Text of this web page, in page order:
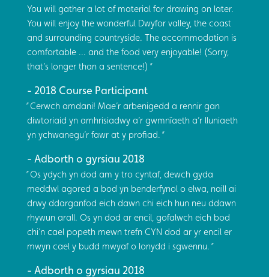
You will gather a lot of material for drawing on later.
You will enjoy the wonderful Dwyfor valley, the coast
and surrounding countryside. The accommodation is
comfortable ... and the food very enjoyable! (Sorry,
that’s longer than a sentence!)
2018 Course Participant
Cerwch amdani! Mae’r arbenigedd a rennir gan
diwtoriaid yn amhrisiadwy a’r gwmnïaeth a’r lluniaeth
yn ychwanegu’r fawr at y profiad.
Adborth o gyrsiau 2018
Os ydych yn dod am y tro cyntaf, dewch gyda
meddwl agored a bod yn benderfynol o elwa, naill ai
drwy ddarganfod eich dawn chi eich hun neu ddawn
rhywun arall. Os yn dod ar encil, gofalwch eich bod
chi’n cael popeth mewn trefn CYN dod ar yr encil er
mwyn cael y budd mwyaf o lonydd i sgwennu.
Adborth o gyrsiau 2018